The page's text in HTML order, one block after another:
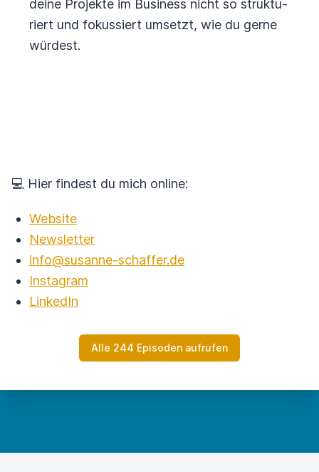
deine Projekte im Business nicht so struktu­
riert und fokus­siert umsetzt, wie du gerne
würdest.
💻 Hier findest du mich online:
Website
Newsletter
info@susanne-schaffer.de
Instagram
LinkedIn
Alle 244 Episoden aufrufen